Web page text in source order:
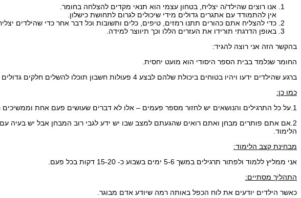
אנו רוצים שהילד/ה יצליח, בטחון עצמי הוא תנאי מקדים להצלחה בחומר.
אין להתמודד עם אתגרים גדולים מידי שיכולים לגרום לתחושת כישלון.
כדי להצליח אתם כהורים תתנו רמזים, טיפים, כלים ותשובות וכל דבר אחר כדי שהילדים
באופן הדרגתי תורידו את העזרים הללו וכך תיווצר למידה.
בהקשר הזה אני רוצה להגיד:
החומר שנלמד בבית הספר היסודי הוא מועט יחסית.
ברגע שהילדים ידעו ויהיו בטוחים ביכולת שלהם לבצע 4 פעולות חשבון תוכלו להשלים חלקים גדולים מהחומר הנלמד במהירות.
כמו כן:
1.על כל התרגילים והנושאים יש לחזור מספר פעמים – אלו לא דברים שעושים פעם אחת וממשיכים הלאה.
הלימוד.
מבחינת קצב הלימוד:
אני ממליץ ללמוד ולפתור תרגילים במשך 5-6 ימים בשבוע כ- 15-20 דקות בכל פעם.
התהליך מסתיים:
כאשר הילדים יודעים את לוח הכפל באותה רמה שיודע אדם מבוגר.